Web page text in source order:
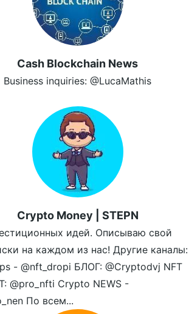
Cash Blockchain News
Business inquiries: @LucaMathis
Crypto Money | STEPN
идей. Описываю свой
на каждом из нас! Другие каналы:
- @nft_dropi БЛОГ: @Cryptodvj NFT
@pro_nfti Crypto NEWS -
По всем...